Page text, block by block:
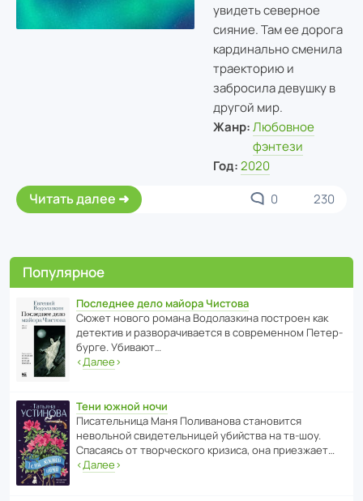
увидеть северное
сияние. Там ее дорога
кардинально сменила
траекторию и
забросила девушку в
другой мир.
Жанр: Любовное
фэнтези
Год: 2020
Читать далее 0 230
Популярное
Последнее дело майора Чистова
Сюжет нового романа Водо­ла­з­кина пост­роен как
дете­ктив и разво­ра­чи­ва­ется в совре­менном Пете­р­
бурге. Убивают…
‹Далее›
Тени южной ночи
Писа­тель­ница Маня Поли­ва­нова стано­вится
невольной свиде­тель­ницей убийства на тв-шоу.
Спасаясь от твор­че­с­кого кризиса, она приезжает…
‹Далее›